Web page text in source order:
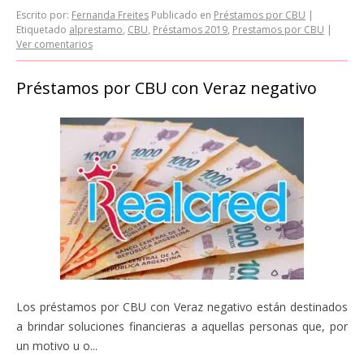
Escrito por: Fernanda Freites Publicado en Préstamos por CBU |
Etiquetado alprestamo, CBU, Préstamos 2019, Prestamos por CBU |
Ver comentarios
Préstamos por CBU con Veraz negativo
Los préstamos por CBU con Veraz negativo están destinados
a brindar soluciones financieras a aquellas personas que, por
un motivo u o...